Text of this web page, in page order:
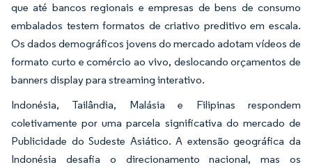
que até bancos regionais e empresas de bens de consumo
embalados testem formatos de criativo preditivo em escala.
Os dados demográficos jovens do mercado adotam vídeos de
formato curto e comércio ao vivo, deslocando orçamentos de
banners display para streaming interativo.
Indonésia, Tailândia, Malásia e Filipinas respondem
coletivamente por uma parcela significativa do mercado de
Publicidade do Sudeste Asiático. A extensão geográfica da
Indonésia desafia o direcionamento nacional, mas os